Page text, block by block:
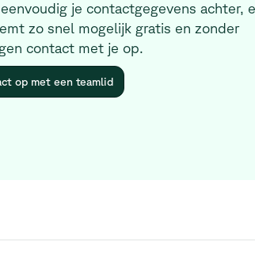
je contactgegevens achter,
zo snel mogelijk gratis en zonder
contact met je op.
op met een teamlid